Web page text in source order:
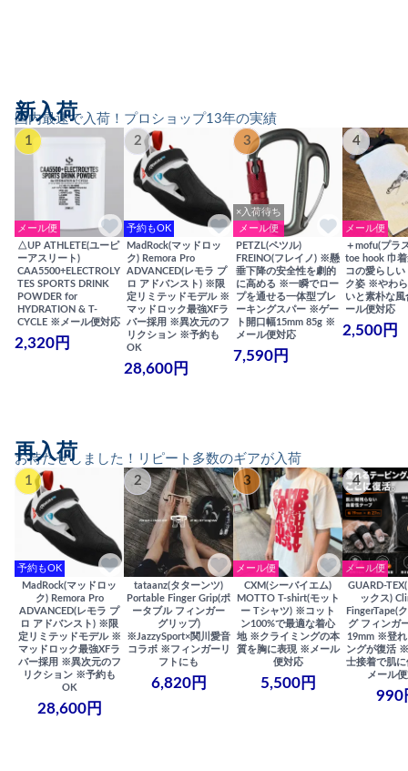
国内最速で入荷！プロショップ13年の実績
新入荷
1
メール便
△UP ATHLETE(ユーピ
ーアスリート)
CAA5500+ELECTROLY
TES SPORTS DRINK
POWDER for
HYDRATION & T-
CYCLE ※メール便対応
2,320円
2
予約もOK
MadRock(マッドロッ
ク) Remora Pro
ADVANCED(レモラ プ
ロ アドバンスト) ※限
定リミテッドモデル ※
マッドロック最強XFラ
バー採用 ※異次元のフ
リクション ※予約も
OK
28,600円
3
×入荷待ち
メール便
PETZL(ペツル)
FREINO(フレイノ) ※懸
垂下降の安全性を劇的
に高める ※一瞬でロー
プを通せる一体型ブレ
ーキングスパー ※ゲー
ト開口幅15mm 85g ※
メール便対応
7,590円
4
メール便
＋mofu(プラ
toe hook 巾
コの愛らしい
ク姿 ※やわ
いと素朴な
ール便対応
2,500円
お待たせしました！リピート多数のギアが入荷
再入荷
1
予約もOK
MadRock(マッドロッ
ク) Remora Pro
ADVANCED(レモラ プ
ロ アドバンスト) ※限
定リミテッドモデル ※
マッドロック最強XFラ
バー採用 ※異次元のフ
リクション ※予約も
OK
28,600円
2
tataanz(タターンツ)
Portable Finger Grip(ポ
ータブル フィンガー
グリップ)
※JazzySport×関川愛音
コラボ ※フィンガーリ
フトにも
6,820円
3
メール便
CXM(シーバイエム)
MOTTO T-shirt(モット
ー Tシャツ) ※コット
ン100%で最適な着心
地 ※クライミングの本
質を胸に表現 ※メール
便対応
5,500円
4
メール便
GUARD-
ックス)
FingerTape(
グ フィンガ
19mm ※登れ
ングが復活
士接着で肌
メール
990